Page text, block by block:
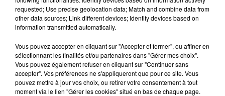
requested; Use precise geolocation data; Match and combine data from
other data sources; Link different devices; Identify devices based on
information transmitted automatically.
Vous pouvez accepter en cliquant sur "Accepter et fermer", ou affiner en
sélectionnant les finalités et/ou partenaires dans "Gérer mes choix".
Vous pouvez également refuser en cliquant sur "Continuer sans
accepter". Vos préférences ne s'appliqueront que pour ce site. Vous
pouvez mettre à jour vos choix, ou retirer votre consentement à tout
moment via le lien "Gérer les cookies" situé en bas de chaque page.